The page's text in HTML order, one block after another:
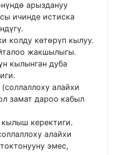
арыздануу
ичинде истиска
колду көтөрүп кылуу.
жакшылыгы.
кылынган дуба
алайхи
замат дароо кабыл
керектиги.
алайхи
эмес,